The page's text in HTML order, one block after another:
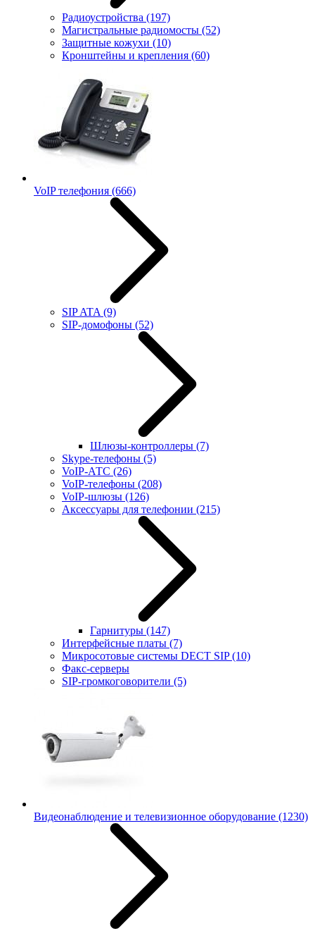
Радиоустройства (197)
Магистральные радиомосты (52)
Защитные кожухи (10)
Кронштейны и крепления (60)
VoIP телефония (666)
SIP ATA (9)
SIP-домофоны (52)
Шлюзы-контроллеры (7)
Skype-телефоны (5)
VoIP-АТС (26)
VoIP-телефоны (208)
VoIP-шлюзы (126)
Аксессуары для телефонии (215)
Гарнитуры (147)
Интерфейсные платы (7)
Микросотовые системы DECT SIP(10)
Факс-серверы
SIP-громкоговорители (5)
Видеонаблюдение и телевизионное оборудование (1230)